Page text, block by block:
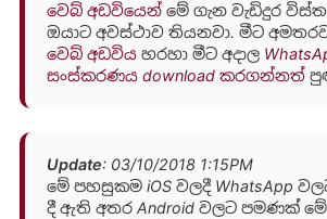
වෙබ් අඩවියෙන්මේ ගැන වැඩිදුර
ඔයාට අවස්ථාව තියනවා. මීට
වෙබ් අඩවියහරහා මීට අදාල
සංස්කරණය download කරගන්නත්
Update: 03/10/2018 1:15PM
මේ පහසුකම iOS වලදී WhatsApp
දී ඇති අතර Android වලට පමණක්